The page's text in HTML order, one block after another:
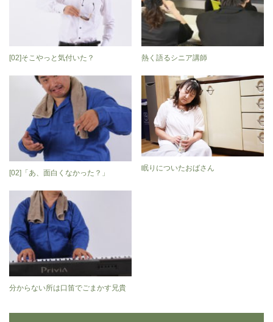
[02]そこやっと気付いた？ 熱く語るシニア講師
[02]「あ、面白くなかった？」
眠りについたおばさん
分からない所は口笛でごまかす兄貴